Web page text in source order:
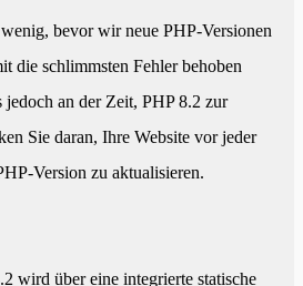
bevor wir neue PHP-Versionen
die schlimmsten Fehler behoben
an der Zeit, PHP 8.2 zur
Sie daran, Ihre Website vor jeder
Version zu aktualisieren.
wird über eine integrierte statische